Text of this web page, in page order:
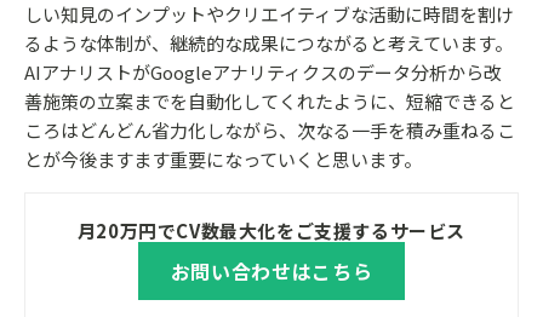
しい知見のインプットやクリエイティブな活動に時間を割け
るような体制が、継続的な成果につながると考えています。
AIアナリストがGoogleアナリティクスのデータ分析から改
善施策の立案までを自動化してくれたように、短縮できると
ころはどんどん省力化しながら、次なる一手を積み重ねるこ
とが今後ますます重要になっていくと思います。
月20万円でCV数最大化をご支援するサービス
お問い合わせはこちら